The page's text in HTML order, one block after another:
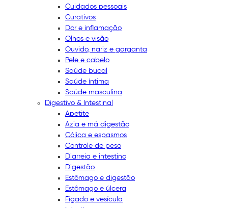
Cuidados pessoais
Curativos
Dor e inflamação
Olhos e visão
Ouvido, nariz e garganta
Pele e cabelo
Saúde bucal
Saúde íntima
Saúde masculina
Digestivo & Intestinal
Apetite
Azia e má digestão
Cólica e espasmos
Controle de peso
Diarreia e intestino
Digestão
Estômago e digestão
Estômago e úlcera
Fígado e vesícula